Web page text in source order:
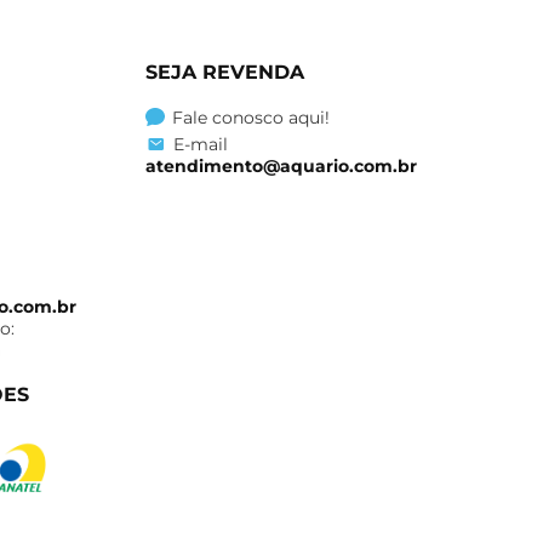
SEJA REVENDA
Fale conosco aqui!
E-mail
atendimento@aquario.com.br